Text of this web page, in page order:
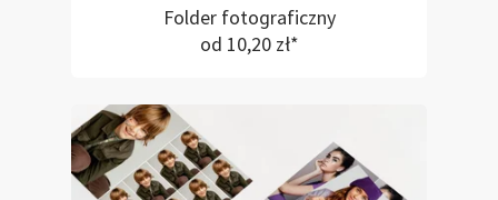
Folder fotograficzny
od 10,20 zł*